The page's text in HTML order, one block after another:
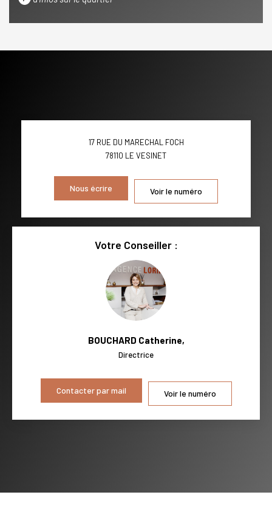
VOITURE
RÉSULTATS DES LYCÉES ECOLES ET CRÈCHES
RESTAURANTS ET CAFÉS COMMERCES
17 RUE DU MARECHAL FOCH
78110 LE VESINET
Nous écrire Voir le numéro
Votre Conseiller :
BOUCHARD Catherine,
Directrice
Contacter par mail Voir le numéro